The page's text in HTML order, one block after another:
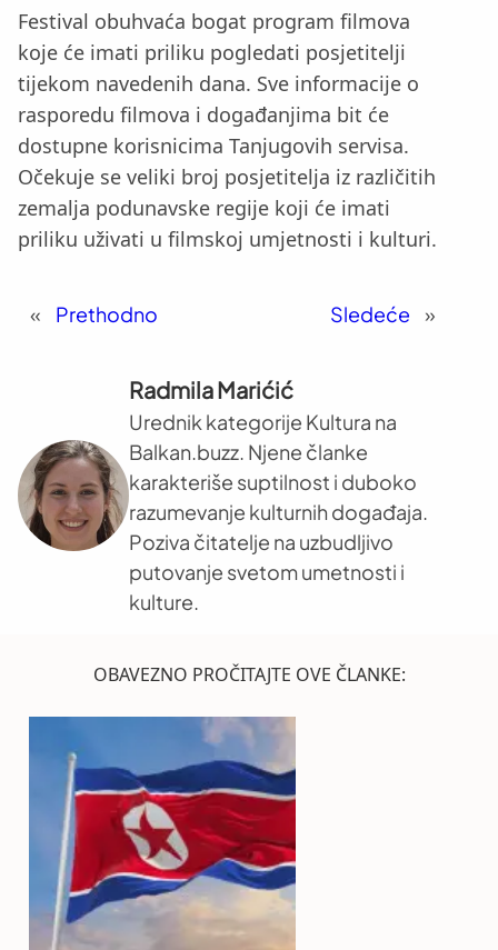
Festival obuhvaća bogat program filmova
koje će imati priliku pogledati posjetitelji
tijekom navedenih dana. Sve informacije o
rasporedu filmova i događanjima bit će
dostupne korisnicima Tanjugovih servisa.
Očekuje se veliki broj posjetitelja iz različitih
zemalja podunavske regije koji će imati
priliku uživati u filmskoj umjetnosti i kulturi.
« Prethodno Sledeće »
Radmila Marićić
Urednik kategorije Kultura na
Balkan.buzz. Njene članke
karakteriše suptilnost i duboko
razumevanje kulturnih događaja.
Poziva čitatelje na uzbudljivo
putovanje svetom umetnosti i
kulture.
OBAVEZNO PROČITAJTE OVE ČLANKE: